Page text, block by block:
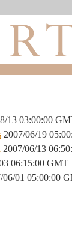
13 03:00:00
2007/06/19
2007/06/13
06:15:00
06/01 05:00:00